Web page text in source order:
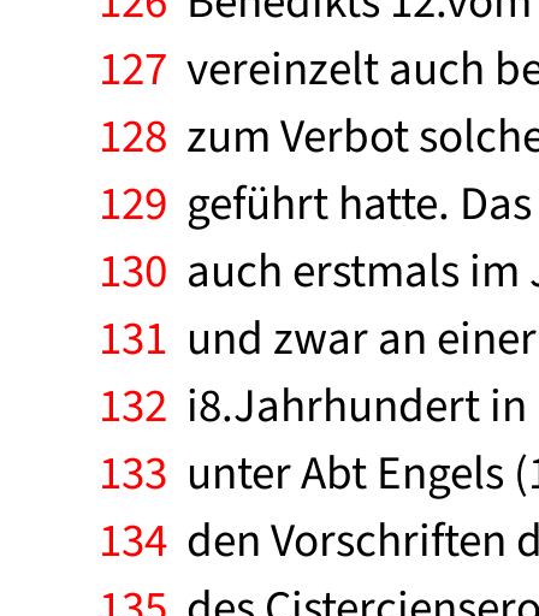
127 vereinzelt auch
128 zum Verbot
129 geführt hatte.
130 auch erstmals im
131 und zwar an
132 i8.Jahrhundert in
133 unter Abt Engels
134 den Vorschriften